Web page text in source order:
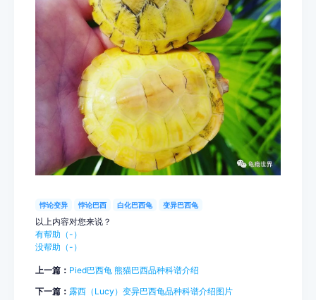
悖论变异 悖论巴西 白化巴西龟 变异巴西龟
以上内容对您来说？
有帮助（- ）
没帮助（- ）
上一篇： Pied巴西龟 熊猫巴西品种科谱介绍
下一篇： 露西（Lucy）变异巴西龟品种科谱介绍图片